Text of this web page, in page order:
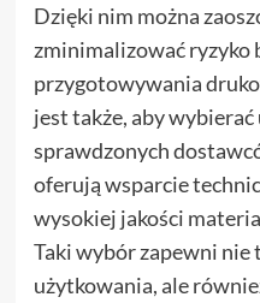
Dzięki nim można
zminimalizować ryzyko
przygotowywania
jest także, aby wybierać
sprawdzonych
oferują wsparcie
wysokiej jakości
Taki wybór zapewni
użytkowania, ale